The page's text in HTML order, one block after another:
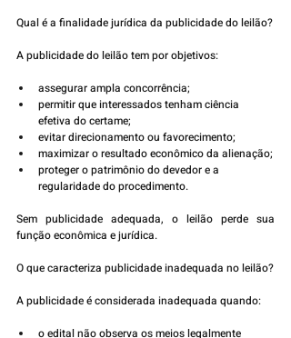
Qual é a finalidade jurídica da publicidade do leilão?
A publicidade do leilão tem por objetivos:
assegurar ampla concorrência;
permitir que interessados tenham ciência
efetiva do certame;
evitar direcionamento ou favorecimento;
maximizar o resultado econômico da alienação;
proteger o patrimônio do devedor e a
regularidade do procedimento.
Sem publicidade adequada, o leilão perde sua
função econômica e jurídica.
O que caracteriza publicidade inadequada no leilão?
A publicidade é considerada inadequada quando:
o edital não observa os meios legalmente